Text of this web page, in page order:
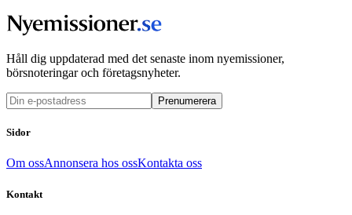
Håll dig uppdaterad med det senaste inom nyemissioner,
börsnoteringar och företagsnyheter.
Prenumerera
Sidor
Om ossAnnonsera hos ossKontakta oss
Kontakt